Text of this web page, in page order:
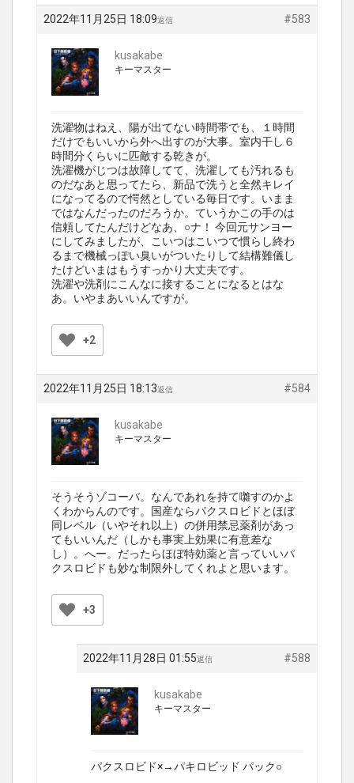
2022年11月25日 18:09 #583
返信
kusakabe
キーマスター
洗濯物はねえ、陽が出てない時間帯でも、１時間
だけでもいいから外へ出すのが大事。室内干し６
時間分くらいに匹敵する乾きが。
洗濯機がじつは故障してて、洗濯しても汚れるも
のだなあと思ってたら、新品で洗うと全然キレイ
になってるので愕然としている毎日です。いまま
ではなんだったのだろうか。ていうかこの手のは
信頼してたんだけどなあ、○ナ！ 今回元サンヨー
にしてみましたが、こいつはこいつで慣らし終わ
るまで機械っぽい臭いがついたりして結構難儀し
たけどいまはもうすっかり大丈夫です。
洗濯や洗剤にこんなに接することになるとはな
あ。いやまあいいんですが。
+2
2022年11月25日 18:13 #584
返信
kusakabe
キーマスター
そうそうゾコーバ。なんであれを持て囃すのかよ
くわからんのです。国産ならパクスロビドとほぼ
同レベル（いやそれ以上）の併用禁忌薬剤があっ
てもいいんだ（しかも事実上効果に有意差な
し）。へー。だったらほぼ特効薬と言っていいパ
クスロビドも妙な制限外してくれよと思います。
+3
2022年11月28日 01:55 #588
返信
kusakabe
キーマスター
パクスロビド×→パキロビッド パック○